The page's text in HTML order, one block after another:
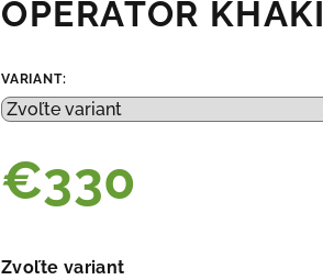
OPERATOR KHAKI
VARIANT:
€330
cena:
Zvoľte variant